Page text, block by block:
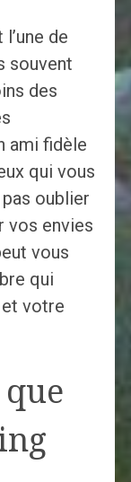
de
souvent
des
ami fidèle
qui vous
oublier
vos envies
vous
qui
votre